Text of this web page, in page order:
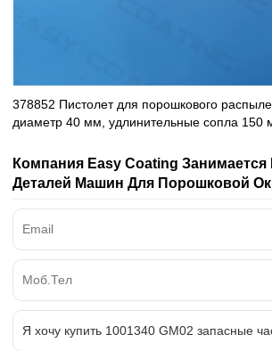
378852 Пистолет для порошкового
диаметр 40 мм, удлинительные сопла 150
Компания Easy Coating Занимается
Деталей Машин Для Порошковой